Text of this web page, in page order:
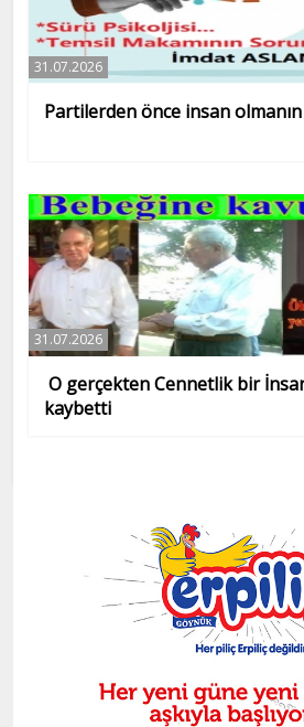
31.07.2026
Partilerden önce insan
31.07.2026
O gerçekten Cennetlik bir
kaybetti